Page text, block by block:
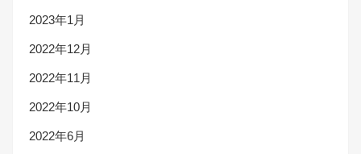
2023年1月
2022年12月
2022年11月
2022年10月
2022年6月